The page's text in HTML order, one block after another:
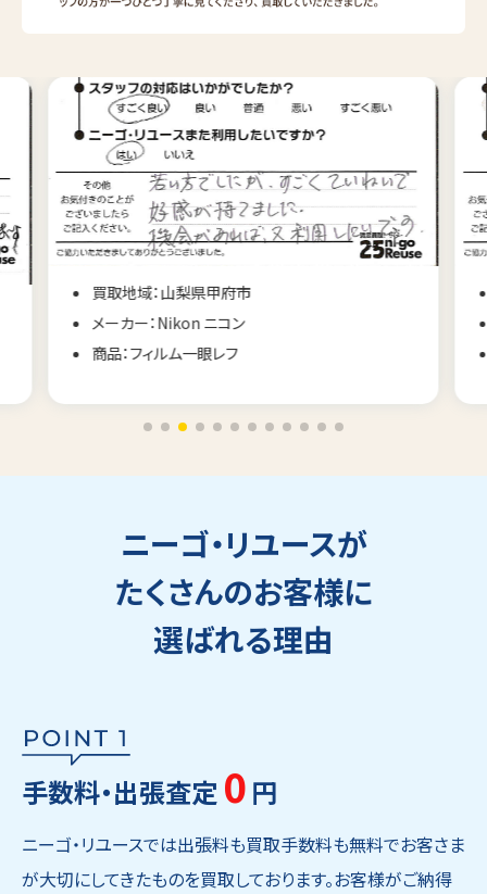
買取地域：山梨県甲府市
メーカー：Nikon ニコン
商品：フィルム一眼レフ
ニーゴ・リユースが
たくさんのお客様に
選ばれる理由
手数料・出張査定 0 円
ニーゴ・リユースでは出張料も買取手数料も無料でお客さま
が大切にしてきたものを買取しております。お客様がご納得